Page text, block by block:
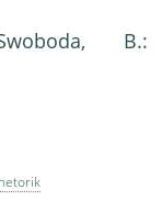
B.: